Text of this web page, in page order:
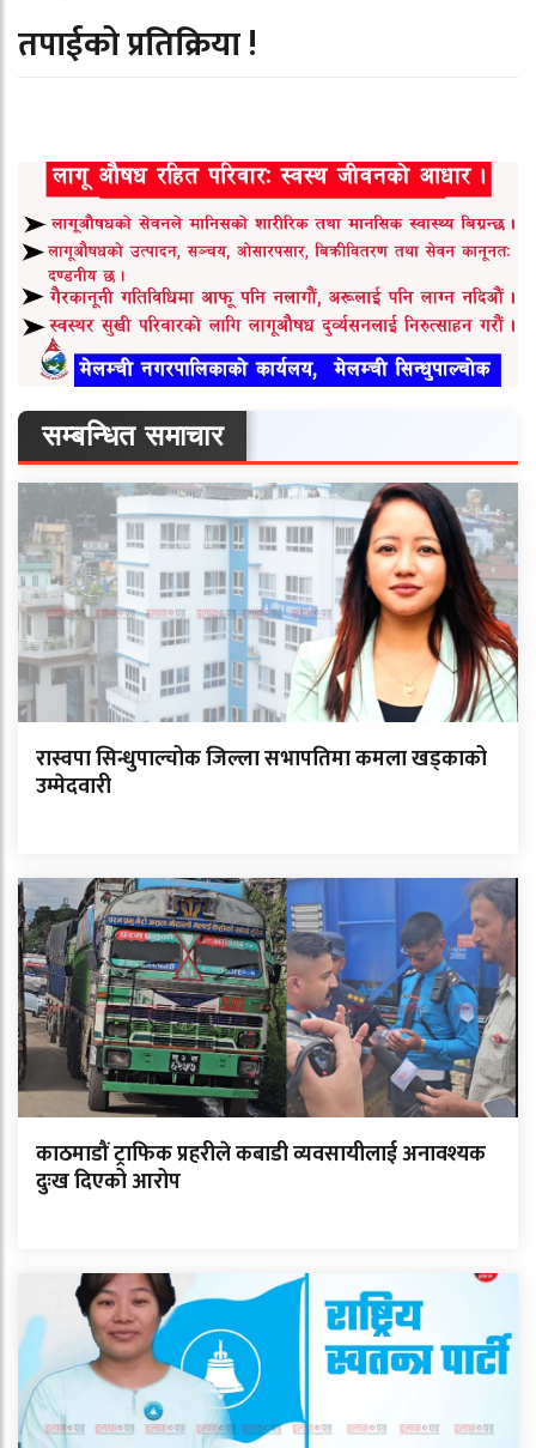
तपाईको प्रतिक्रिया !
सम्बन्धित समाचार
रास्वपा सिन्धुपाल्चोक जिल्ला सभापतिमा कमला खड्काको
उम्मेदवारी
काठमाडौं ट्राफिक प्रहरीले कबाडी व्यवसायीलाई अनावश्यक
दुःख दिएको आरोप